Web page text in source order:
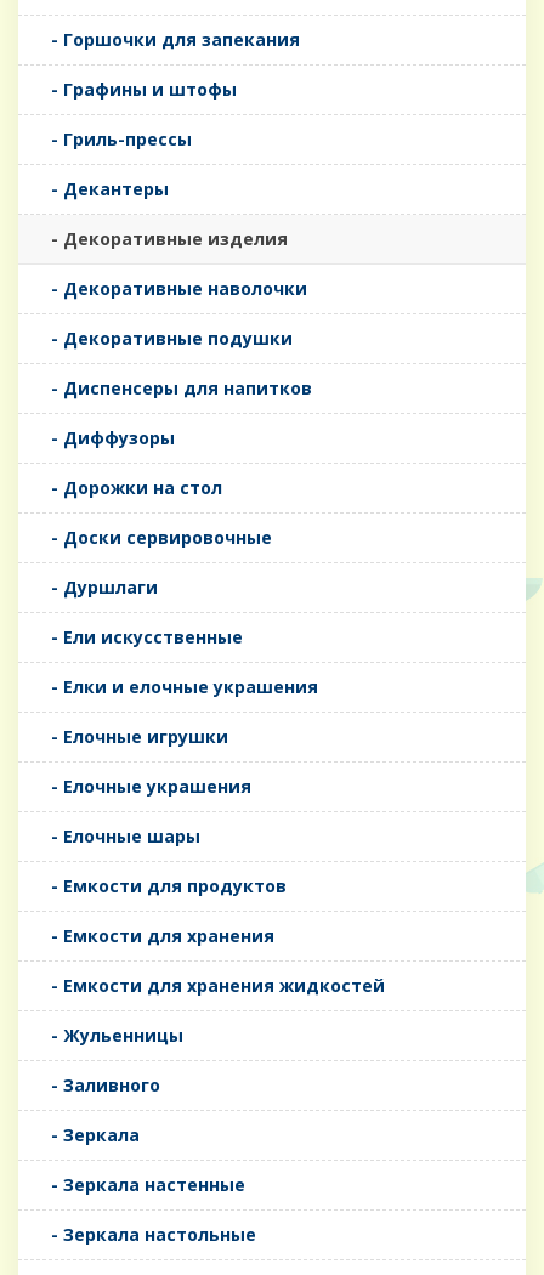
- Горшочки для запекания
- Графины и штофы
- Гриль-прессы
- Декантеры
- Декоративные изделия
- Декоративные наволочки
- Декоративные подушки
- Диспенсеры для напитков
- Диффузоры
- Дорожки на стол
- Доски сервировочные
- Дуршлаги
- Ели искусственные
- Елки и елочные украшения
- Елочные игрушки
- Елочные украшения
- Елочные шары
- Емкости для продуктов
- Емкости для хранения
- Емкости для хранения жидкостей
- Жульенницы
- Заливного
- Зеркала
- Зеркала настенные
- Зеркала настольные